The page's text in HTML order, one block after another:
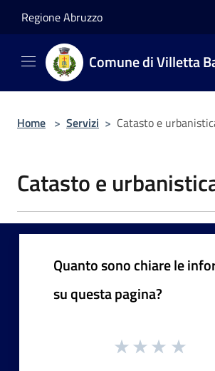
Regione Abruzzo
Comune di Villetta
Home > Servizi > Catasto e
Catasto e
Quanto sono chiare le
su questa pagina?